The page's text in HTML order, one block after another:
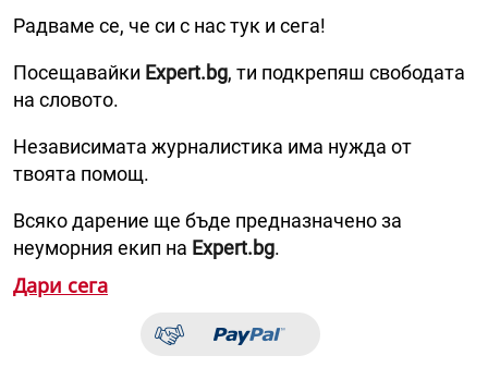
Радваме се, че си с нас тук и сега!
Посещавайки Expert.bg, ти подкрепяш свободата
на словото.
Независимата журналистика има нужда от
твоята помощ.
Всяко дарение ще бъде предназначено за
неуморния екип на Expert.bg.
Дари сега